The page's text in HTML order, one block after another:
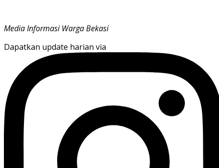
Media Informasi Warga Bekasi
Dapatkan update harian via